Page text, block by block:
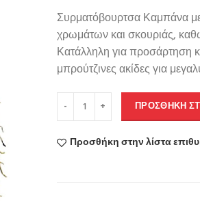
Συρματόβουρτσα Καμπάνα
χρωμάτων και σκουριάς,
Κατάλληλη για προσάρτηση
μπρούτζινες ακίδες για
ΠΡΟΣΘΉΚΗ
Προσθήκη στην λίστα